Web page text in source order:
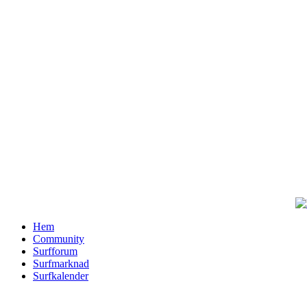
Hem
Community
Surfforum
Surfmarknad
Surfkalender